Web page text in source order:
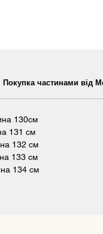
Покупка частинами від
130см
131 см
132 см
133 см
134 см